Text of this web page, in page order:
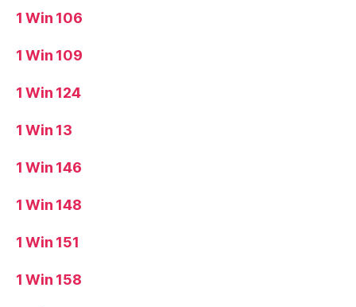
1 Win 106
1 Win 109
1 Win 124
1 Win 13
1 Win 146
1 Win 148
1 Win 151
1 Win 158